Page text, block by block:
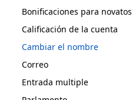
Bonificaciones para novatos
Calificación de la cuenta
Cambiar el nombre
Correo
Entrada multiple